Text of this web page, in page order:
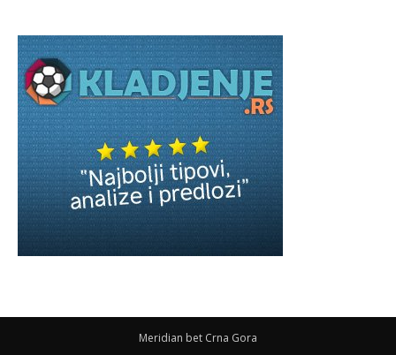
Meridian bet Crna Gora